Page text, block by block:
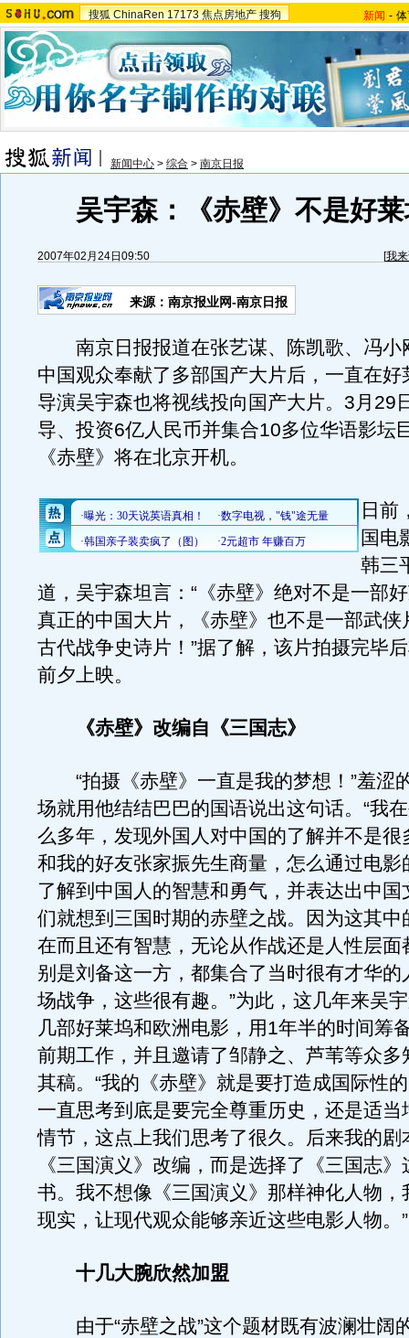
搜狐 ChinaRen 17173 焦点房地产 搜狗 新闻 -
新闻中心 > 综合 > 南京日报
吴宇森：《赤壁》不是好
2007年02月24日09:50 [我
来源：南京报业网-南京日报
南京日报报道在张艺谋、陈凯歌、冯小
中国观众奉献了多部国产大片后，一直在好
导演吴宇森也将视线投向国产大片。3月29
导、投资6亿人民币并集合10多位华语影坛
《赤壁》将在北京开机。
日前
国电
韩三
道，吴宇森坦言：“《赤壁》绝对不是一部
真正的中国大片，《赤壁》也不是一部武侠
古代战争史诗片！”据了解，该片拍摄完毕
前夕上映。
《赤壁》改编自《三国志》
“拍摄《赤壁》一直是我的梦想！”羞涩
场就用他结结巴巴的国语说出这句话。“我
么多年，发现外国人对中国的了解并不是很
和我的好友张家振先生商量，怎么通过电影
了解到中国人的智慧和勇气，并表达出中国
们就想到三国时期的赤壁之战。因为这其中
在而且还有智慧，无论从作战还是人性层面
别是刘备这一方，都集合了当时很有才华的
场战争，这些很有趣。”为此，这几年来吴
几部好莱坞和欧洲电影，用1年半的时间筹
前期工作，并且邀请了邹静之、芦苇等众多
其稿。“我的《赤壁》就是要打造成国际性
一直思考到底是要完全尊重历史，还是适当
情节，这点上我们思考了很久。后来我的剧
《三国演义》改编，而是选择了《三国志
书。我不想像《三国演义》那样神化人物，
现实，让现代观众能够亲近这些电影人物。”
十几大腕欣然加盟
由于“赤壁之战”这个题材既有波澜壮阔